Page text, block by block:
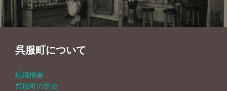
ビ
呉服町について
組織概要
呉服町の歴史